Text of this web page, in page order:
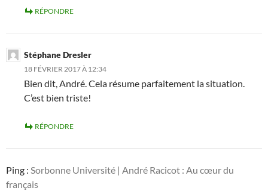
RÉPONDRE
Stéphane Dresler
18 FÉVRIER 2017 À 12:34
Bien dit, André. Cela résume parfaitement la situation.
C’est bien triste!
RÉPONDRE
Ping : Sorbonne Université | André Racicot : Au cœur du
français